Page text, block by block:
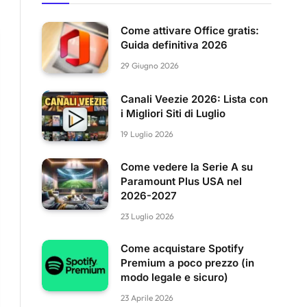
Come attivare Office gratis:
Guida definitiva 2026
29 Giugno 2026
Canali Veezie 2026: Lista con
i Migliori Siti di Luglio
19 Luglio 2026
Come vedere la Serie A su
Paramount Plus USA nel
2026-2027
23 Luglio 2026
Come acquistare Spotify
Premium a poco prezzo (in
modo legale e sicuro)
23 Aprile 2026